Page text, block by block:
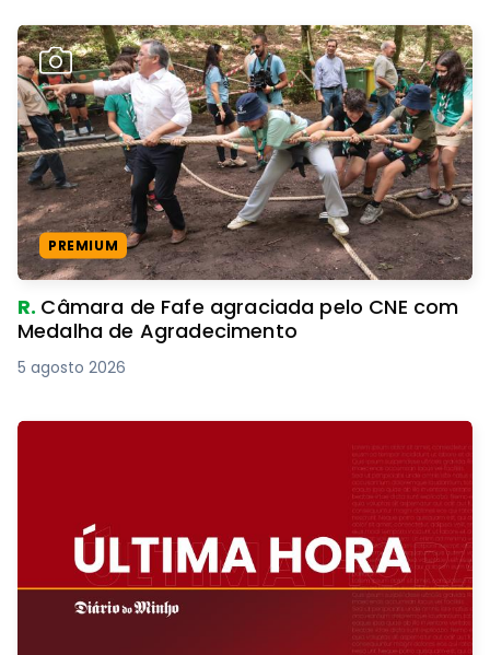
PREMIUM
R. Câmara de Fafe agraciada pelo CNE com
Medalha de Agradecimento
5 agosto 2026